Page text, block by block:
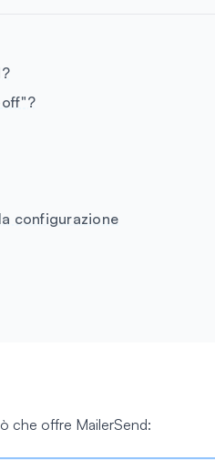
configurazione
che offre MailerSend: